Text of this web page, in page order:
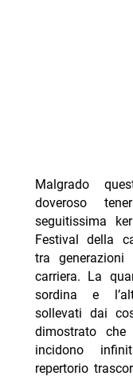
Malgrado
doveroso
seguitissima
Festival della
tra
carriera. La
sordina e
sollevati dai
dimostrato che
incidono
repertorio